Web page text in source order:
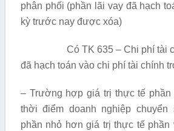
phân phối (phần lãi vay đã hạch
kỳ trước nay được xóa)
Có TK 635 – Chi phí tài
đã hạch toán vào chi phí tài chính
– Trường hợp giá trị thực tế
thời điểm doanh nghiệp chuyển
phần nhỏ hơn giá trị thực tế